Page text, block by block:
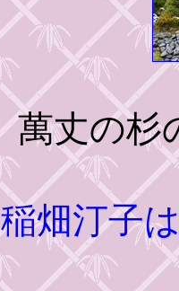
萬丈の杉
稲畑汀子